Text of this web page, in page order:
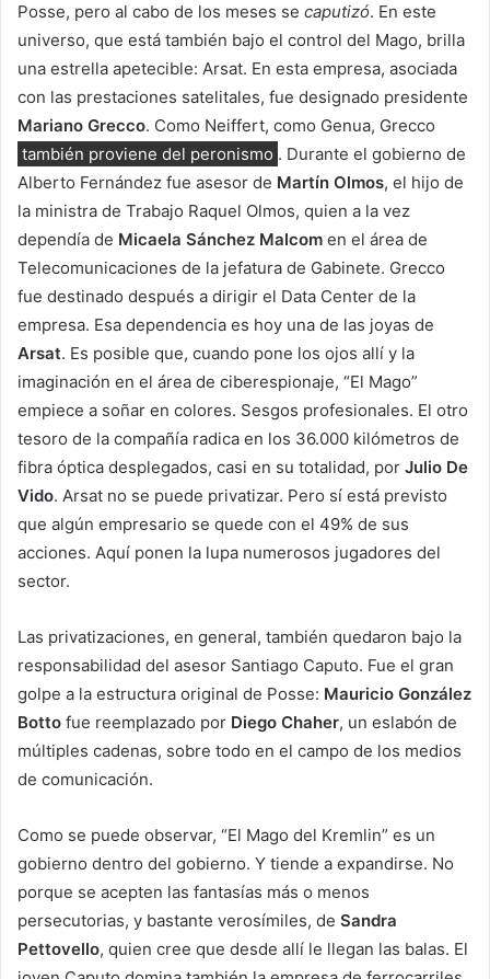
Posse, pero al cabo de los meses se caputizó. En este
universo, que está también bajo el control del Mago, brilla
una estrella apetecible: Arsat. En esta empresa, asociada
con las prestaciones satelitales, fue designado presidente
Mariano Grecco. Como Neiffert, como Genua, Grecco
también proviene del peronismo . Durante el gobierno de
Alberto Fernández fue asesor de Martín Olmos, el hijo de
la ministra de Trabajo Raquel Olmos, quien a la vez
dependía de Micaela Sánchez Malcom en el área de
Telecomunicaciones de la jefatura de Gabinete. Grecco
fue destinado después a dirigir el Data Center de la
empresa. Esa dependencia es hoy una de las joyas de
Arsat. Es posible que, cuando pone los ojos allí y la
imaginación en el área de ciberespionaje, “El Mago”
empiece a soñar en colores. Sesgos profesionales. El otro
tesoro de la compañía radica en los 36.000 kilómetros de
fibra óptica desplegados, casi en su totalidad, por Julio De
Vido. Arsat no se puede privatizar. Pero sí está previsto
que algún empresario se quede con el 49% de sus
acciones. Aquí ponen la lupa numerosos jugadores del
sector.
Las privatizaciones, en general, también quedaron bajo la
responsabilidad del asesor Santiago Caputo. Fue el gran
golpe a la estructura original de Posse: Mauricio González
Botto fue reemplazado por Diego Chaher, un eslabón de
múltiples cadenas, sobre todo en el campo de los medios
de comunicación.
Como se puede observar, “El Mago del Kremlin” es un
gobierno dentro del gobierno. Y tiende a expandirse. No
porque se acepten las fantasías más o menos
persecutorias, y bastante verosímiles, de Sandra
Pettovello, quien cree que desde allí le llegan las balas. El